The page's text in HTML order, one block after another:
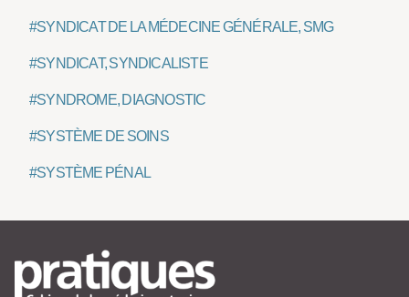
#SYNDICAT DE LA MÉDECINE GÉNÉRALE, SMG
#SYNDICAT, SYNDICALISTE
#SYNDROME, DIAGNOSTIC
#SYSTÈME DE SOINS
#SYSTÈME PÉNAL